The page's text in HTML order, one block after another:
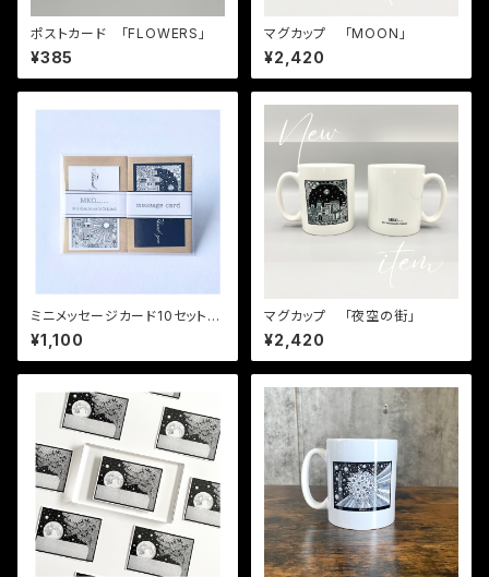
ポストカード 「FLOWERS」
¥385
マグカップ 「MOON」
¥2,420
ミニメッセージカード10セット
（全2種×5枚=10枚）
¥1,100
マグカップ 「夜空の街」
¥2,420